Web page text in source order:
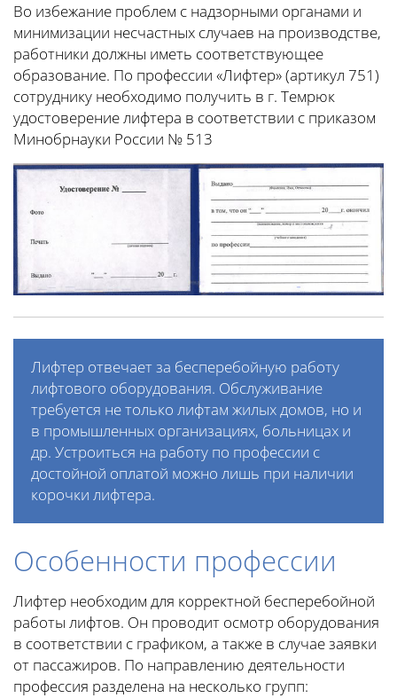
Во избежание проблем с надзорными органами и
минимизации несчастных случаев на производстве,
работники должны иметь соответствующее
образование. По профессии «Лифтер» (артикул 751)
сотруднику необходимо получить в г. Темрюк
удостоверение лифтера в соответствии с приказом
Минобрнауки России № 513
Лифтер отвечает за бесперебойную работу
лифтового оборудования. Обслуживание
требуется не только лифтам жилых домов, но и
в промышленных организациях, больницах и
др. Устроиться на работу по профессии с
достойной оплатой можно лишь при наличии
корочки лифтера.
Особенности профессии
Лифтер необходим для корректной бесперебойной
работы лифтов. Он проводит осмотр оборудования
в соответствии с графиком, а также в случае заявки
от пассажиров. По направлению деятельности
профессия разделена на несколько групп: